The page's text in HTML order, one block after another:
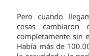
Pero cuando
cosas cambiaron
completamente sin
Había más de